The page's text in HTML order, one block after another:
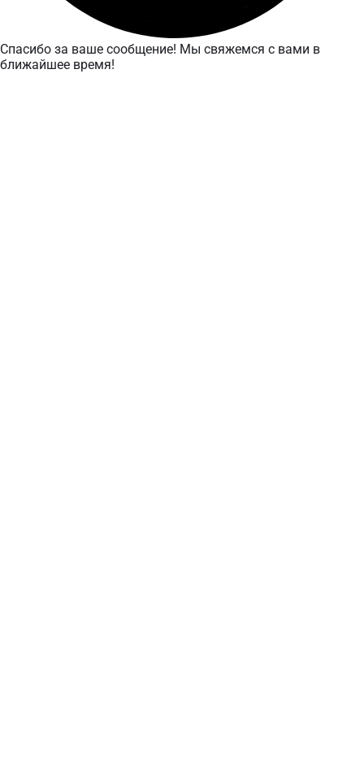
Спасибо за ваше сообщение! Мы свяжемся с вами в
ближайшее время!